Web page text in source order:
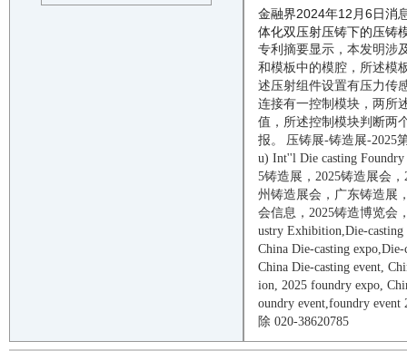
金融界2024年12月6日消
体化双压射压铸下的压铸
专利摘要显示，本发明涉
和模板中的模腔，所述模
述压射组件设置有压力传
连接有一控制模块，两所
值，所述控制模块判断两
报。
压铸展-铸造展-2025
u) Int''l Die casting
5铸造展， 2025铸造展会，
州 铸造展会，广东铸造展
会信息 ， 2025铸造博览会
ustry Exhibition,Die-casting
China Die-casting expo,Die-
China Die-casting event,
ion, 2025 foundry expo,
oundry event,foundry event
除 020-38620785